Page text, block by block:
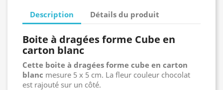
Description Détails du produit
Boite à dragées forme Cube en
carton blanc
Cette boite à dragées forme cube en carton
blanc mesure 5 x 5 cm. La fleur couleur chocolat
est rajouté sur un côté.